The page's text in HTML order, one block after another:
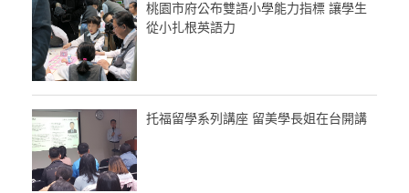
桃園市府公布雙語小學能力指標 讓學生
從小扎根英語力
托福留學系列講座 留美學長姐在台開講